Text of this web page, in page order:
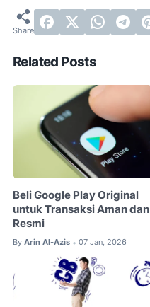
Related Posts
Beli Google Play Original
untuk Transaksi Aman dan
Resmi
By Arin Al-Azis • 07 Jan, 2026